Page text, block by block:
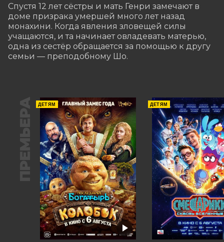
Спустя 12 лет сёстры и мать Генри замечают в
доме призрака умершей много лет назад
монахини. Когда явления зловещей силы
учащаются, и та начинает овладевать матерью,
одна из сестёр обращается за помощью к другу
семьи — преподобному Шо.
ПРЕМЬЕРА ДЕТЯМ ДЕТЯМ